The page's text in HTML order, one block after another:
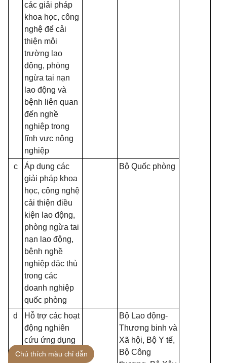
các giải pháp
khoa học, công
nghệ để cải
thiện môi
trường lao
động, phòng
ngừa tai nạn
lao động và
bệnh liên quan
đến nghề
nghiệp trong
lĩnh vực nông
nghiệp
c
Áp dụng các
giải pháp khoa
học, công nghệ
cải thiện điều
kiện lao động,
phòng ngừa tai
nạn lao động,
bệnh nghề
nghiệp đặc thù
trong các
doanh nghiệp
quốc phòng
Bộ Quốc phòng
d
Hỗ trợ các hoạt
động nghiên
cứu ứng dụng
khoa học, công
Bộ Lao động-
Thương binh và
Xã hội, Bộ Y tế,
Bộ Công
Chú thích màu chỉ dẫn